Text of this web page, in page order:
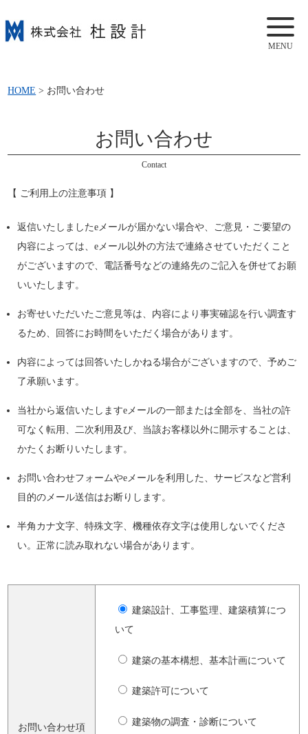
MENU
HOME > お問い合わせ
お問い合わせ
Contact
【 ご利用上の注意事項 】
返信いたしましたeメールが届かない場合や、ご意見・ご要望の
内容によっては、eメール以外の方法で連絡させていただくこと
がございますので、電話番号などの連絡先のご記入を併せてお願
いいたします。
お寄せいただいたご意見等は、内容により事実確認を行い調査す
るため、回答にお時間をいただく場合があります。
内容によっては回答いたしかねる場合がございますので、予めご
了承願います。
当社から返信いたしますeメールの一部または全部を、当社の許
可なく転用、二次利用及び、当該お客様以外に開示することは、
かたくお断りいたします。
お問い合わせフォームやeメールを利用した、サービスなど営利
目的のメール送信はお断りします。
半角カナ文字、特殊文字、機種依存文字は使用しないでくださ
い。正常に読み取れない場合があります。
お問い合わせ項
建築設計、工事監理、建築積算につ
いて
建築の基本構想、基本計画について
建築許可について
建築物の調査・診断について